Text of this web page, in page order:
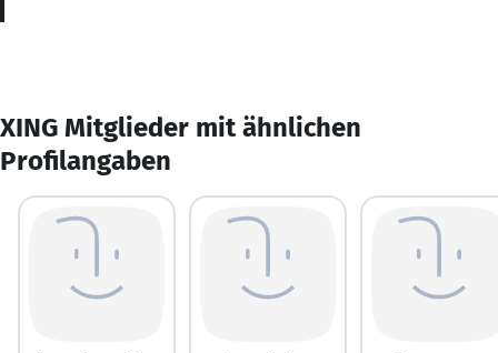
XING Mitglieder mit ähnlichen
Profilangaben